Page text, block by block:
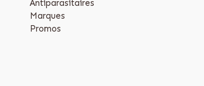
Antiparasitaires
Marques
Promos